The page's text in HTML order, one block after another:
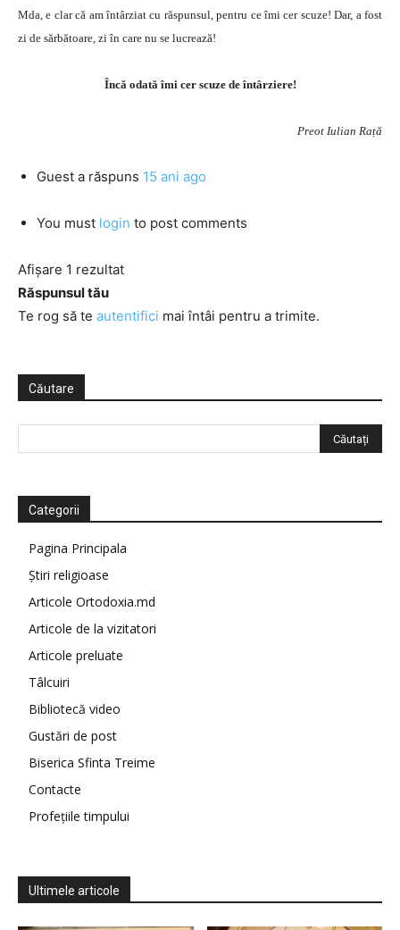
Mda, e clar că am întârziat cu răspunsul, pentru ce îmi cer scuze! Dar, a fost
zi de sărbătoare, zi în care nu se lucrează!
Încă odată îmi cer scuze de întârziere!
Preot Iulian Rață
Guest a răspuns 15 ani ago
You must login to post comments
Afișare 1 rezultat
Răspunsul tău
Te rog să te autentifici mai întâi pentru a trimite.
Căutare
Categorii
Pagina Principala
Știri religioase
Articole Ortodoxia.md
Articole de la vizitatori
Articole preluate
Tâlcuiri
Bibliotecă video
Gustări de post
Biserica Sfinta Treime
Contacte
Profețiile timpului
Ultimele articole